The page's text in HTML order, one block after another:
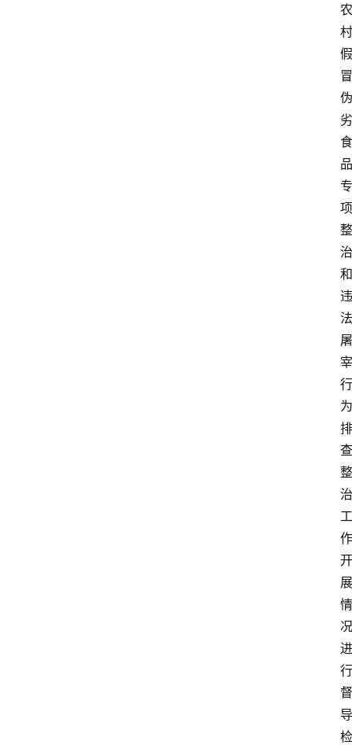
农
村
假
冒
伪
劣
食
品
专
项
整
治
和
违
法
屠
宰
行
为
排
查
整
治
工
作
开
展
情
况
进
行
督
导
检